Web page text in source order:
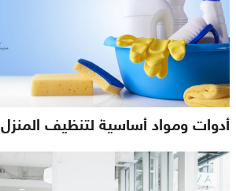
أدوات ومواد أساسية لتنظيف المنزل